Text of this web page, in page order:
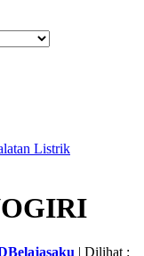
Listrik
| Dilihat :